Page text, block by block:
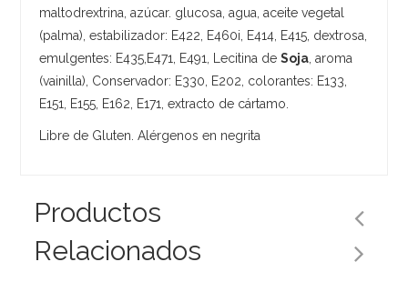
maltodrextrina, azúcar. glucosa, agua, aceite vegetal
(palma), estabilizador: E422, E460i, E414, E415, dextrosa,
emulgentes: E435,E471, E491, Lecitina deSoja , aroma
(vainilla), Conservador: E330, E202, colorantes: E133,
E151, E155, E162, E171, extracto de cártamo.
Libre de Gluten. Alérgenos en negrita
Productos
Relacionados